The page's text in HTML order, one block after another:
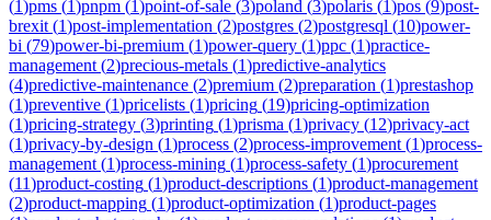
(1)pms (1)pnpm (1)point-of-sale (3)poland (3)polaris (1)pos (9)post-
brexit (1)post-implementation (2)postgres (2)postgresql (10)power-
bi (79)power-bi-premium (1)power-query (1)ppc (1)practice-
management (2)precious-metals (1)predictive-analytics
(4)predictive-maintenance (2)premium (2)preparation (1)prestashop
(1)preventive (1)pricelists (1)pricing (19)pricing-optimization
(1)pricing-strategy (3)printing (1)prisma (1)privacy (12)privacy-act
(1)privacy-by-design (1)process (2)process-improvement (1)process-
management (1)process-mining (1)process-safety (1)procurement
(11)product-costing (1)product-descriptions (1)product-management
(2)product-mapping (1)product-optimization (1)product-pages